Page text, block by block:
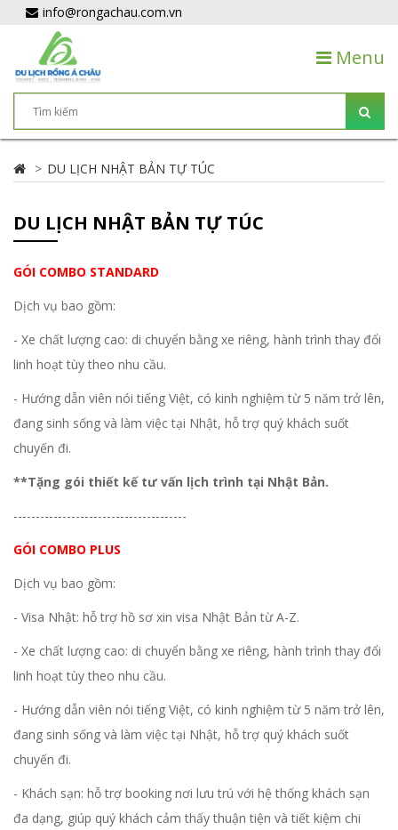
info@rongachau.com.vn
Menu
DU LỊCH NHẬT BẢN TỰ TÚC
DU LỊCH NHẬT BẢN TỰ TÚC
GÓI COMBO STANDARD
Dịch vụ bao gồm:
- Xe chất lượng cao: di chuyển bằng xe riêng, hành trình thay đổi
linh hoạt tùy theo nhu cầu.
- Hướng dẫn viên nói tiếng Việt, có kinh nghiệm từ 5 năm trở lên,
đang sinh sống và làm việc tại Nhật, hỗ trợ quý khách suốt
chuyến đi.
**Tặng gói thiết kế tư vấn lịch trình tại Nhật Bản.
---------------------------------------
GÓI COMBO PLUS
Dịch vụ bao gồm:
- Visa Nhật: hỗ trợ hồ sơ xin visa Nhật Bản từ A-Z.
- Xe chất lượng cao: di chuyển bằng xe riêng, hành trình thay đổi
linh hoạt tùy theo nhu cầu.
- Hướng dẫn viên nói tiếng Việt, có kinh nghiệm từ 5 năm trở lên,
đang sinh sống và làm việc tại Nhật, hỗ trợ quý khách suốt
chuyến đi.
- Khách sạn: hỗ trợ booking nơi lưu trú với hệ thống khách sạn
đa dạng, giúp quý khách cảm thấy thuận tiện và tiết kiệm chi